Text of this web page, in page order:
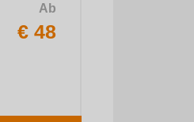
Ab
€ 48